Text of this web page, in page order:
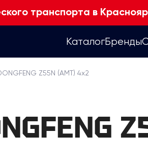
транспорта в
КаталогБренды
Z55N (AMT) 4х2